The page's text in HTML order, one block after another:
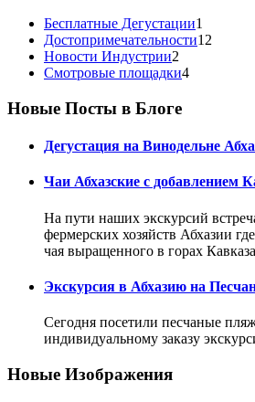
Бесплатные Дегустации1
Достопримечательности12
Новости Индустрии2
Смотровые площадки4
Новые Посты в Блоге
Дегустация на Винодельне
Чаи Абхазские с добавлением
На пути наших экскурсий
фермерских хозяйств Абхазии
чая выращенного в горах Кавказа
Экскурсия в Абхазию на
Сегодня посетили песчаные
индивидуальному заказу
Новые Изображения